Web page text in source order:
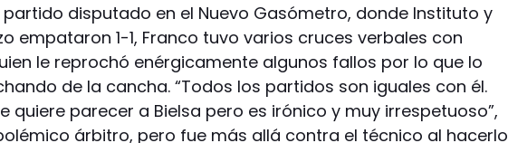
partido disputado en el Nuevo Gasómetro, donde Instituto y
empataron 1-1, Franco tuvo varios cruces verbales con
le reprochó enérgicamente algunos fallos por lo que lo
de la cancha. “Todos los partidos son iguales con él.
quiere parecer a Bielsa pero es irónico y muy irrespetuoso”,
árbitro, pero fue más allá contra el técnico al hacerlo